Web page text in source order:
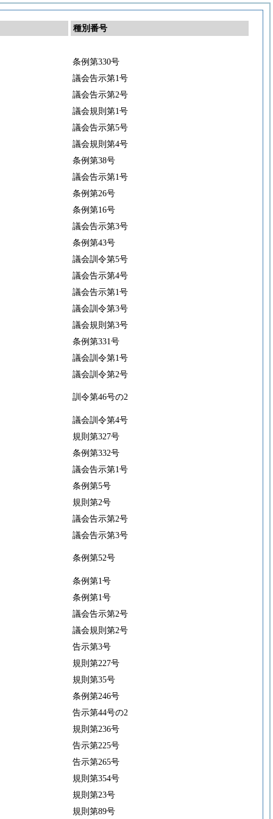
種別番号
条例第330号
議会告示第1号
議会告示第2号
議会規則第1号
議会告示第5号
議会規則第4号
条例第38号
議会告示第1号
条例第26号
条例第16号
議会告示第3号
条例第43号
議会訓令第5号
議会告示第4号
議会告示第1号
議会訓令第3号
議会規則第3号
条例第331号
議会訓令第1号
議会訓令第2号
訓令第46号の2
議会訓令第4号
規則第327号
条例第332号
議会告示第1号
条例第5号
規則第2号
議会告示第2号
議会告示第3号
条例第52号
条例第1号
条例第1号
議会告示第2号
議会規則第2号
告示第3号
規則第227号
規則第35号
条例第246号
告示第44号の2
規則第236号
告示第225号
告示第265号
規則第354号
規則第23号
規則第89号